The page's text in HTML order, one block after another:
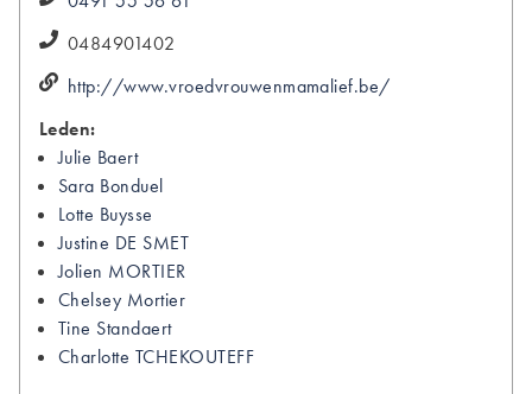
0484901402
http://www.vroedvrouwenmamalief.be/
Leden:
Julie Baert
Sara Bonduel
Lotte Buysse
Justine DE SMET
Jolien MORTIER
Chelsey Mortier
Tine Standaert
Charlotte TCHEKOUTEFF